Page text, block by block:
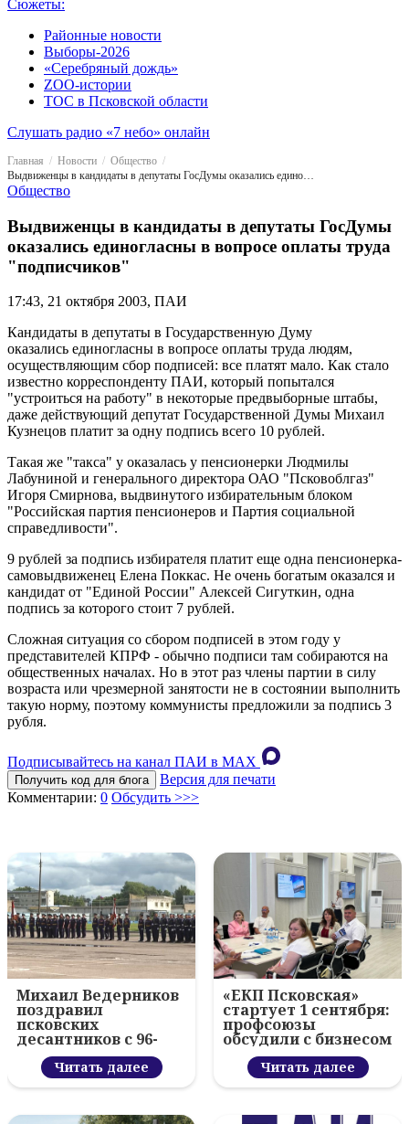
Сюжеты:
Районные новости
Выборы-2026
«Серебряный дождь»
ZOO-истории
ТОС в Псковской области
Слушать радио «7 небо» онлайн
Главная Новости
Общество
Выдвиженцы в кандидаты в депутаты ГосДумы оказались единогласны в вопросе оплаты труда "подписчиков"
Общество
Выдвиженцы в кандидаты в депутаты ГосДумы
оказались единогласны в вопросе оплаты труда
"подписчиков"
17:43, 21 октября 2003, ПАИ
Кандидаты в депутаты в Государственную Думу
оказались единогласны в вопросе оплаты труда людям,
осуществляющим сбор подписей: все платят мало. Как стало
известно корреспонденту ПАИ, который попытался
"устроиться на работу" в некоторые предвыборные штабы,
даже действующий депутат Государственной Думы Михаил
Кузнецов платит за одну подпись всего 10 рублей.
Такая же "такса" у оказалась у пенсионерки Людмилы
Лабуниной и генерального директора ОАО "Псковоблгаз"
Игоря Смирнова, выдвинутого избирательным блоком
"Российская партия пенсионеров и Партия социальной
справедливости".
9 рублей за подпись избирателя платит еще одна пенсионерка-
самовыдвиженец Елена Поккас. Не очень богатым оказался и
кандидат от "Единой России" Алексей Сигуткин, одна
подпись за которого стоит 7 рублей.
Сложная ситуация со сбором подписей в этом году у
представителей КПРФ - обычно подписи там собираются на
общественных началах. Но в этот раз члены партии в силу
возраста или чрезмерной занятости не в состоянии выполнить
такую норму, поэтому коммунисты предложили за подпись 3
рубля.
Подписывайтесь на канал ПАИ в MAХ
Получить код для блога
Версия для печати
Комментарии: 0 Обсудить >>>
Михаил Ведерников
поздравил
псковских
десантников с 96-
летием ВДВ и
вручил награды
Читать далее
«ЕКП Псковская»
стартует 1 сентября:
профсоюзы
обсудили с бизнесом
новый цифровой
проектЧитать далее